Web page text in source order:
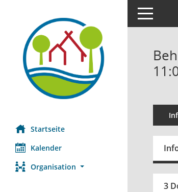
Startseite
Kalender
Organisation
Toggle
3